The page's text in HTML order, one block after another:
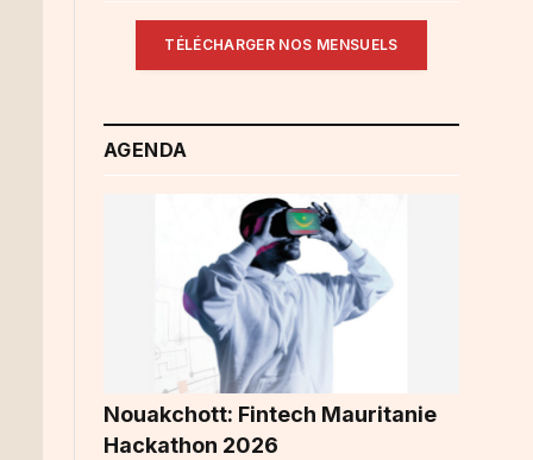
TÉLÉCHARGER NOS MENSUELS
AGENDA
Nouakchott: Fintech Mauritanie
Hackathon 2026